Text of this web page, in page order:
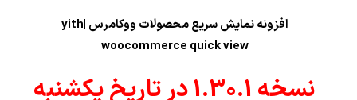
افزونه نمایش سریع محصولات ووکامرس |yith
woocommerce quick view
نسخه 1.30.1 در تاریخ یکشنبه